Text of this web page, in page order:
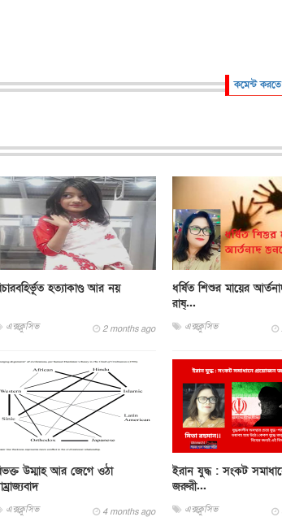
কমেন্ট
হত্যাকাণ্ড আর নয়
এক্সক্লুসিভ 2 months ago
ধর্ষিত শিশুর মায়ের
রাষ্...
এক্সক্লুসিভ
উম্মাহ আর জেগে ওঠা
এক্সক্লুসিভ 4 months ago
ইরান যুদ্ধ : সংকট
জরুরী...
এক্সক্লুসিভ